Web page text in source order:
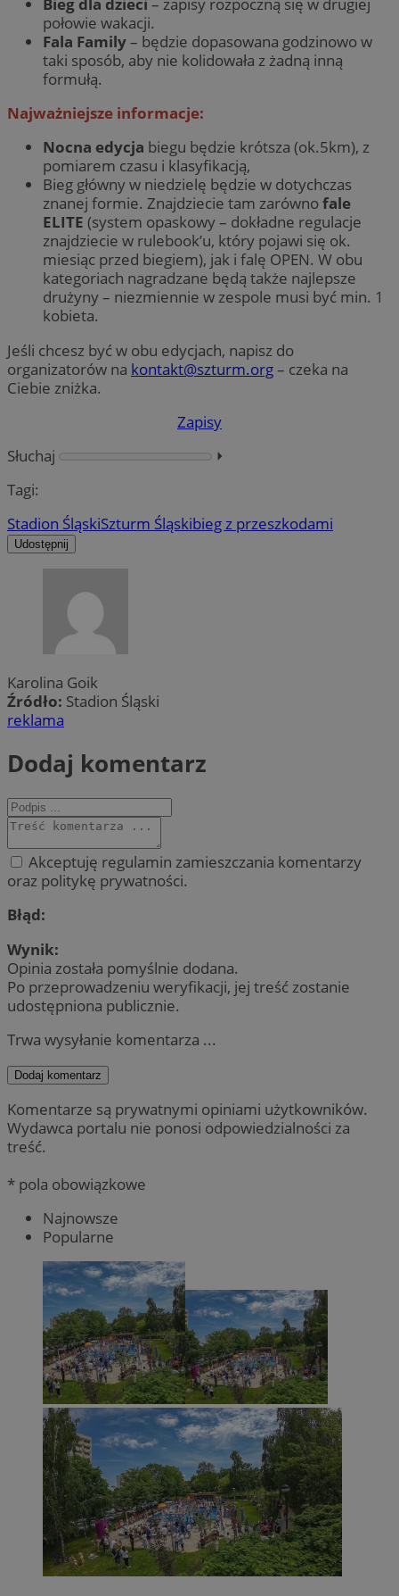
połowie wakacji.
Fala Family– będzie dopasowana godzinowo w
taki sposób, aby nie kolidowała z żadną inną
formułą.
Najważniejsze informacje:
Nocna edycja biegu będzie krótsza (ok.5km), z
pomiarem czasu i klasyfikacją,
Bieg główny w niedzielę będzie w dotychczas
znanej formie. Znajdziecie tam zarównofale
ELITE (system opaskowy – dokładne regulacje
znajdziecie w rulebook’u, który pojawi się ok.
miesiąc przed biegiem), jak i falę OPEN. W obu
kategoriach nagradzane będą także najlepsze
drużyny – niezmiennie w zespole musi być min. 1
kobieta.
Jeśli chcesz być w obu edycjach, napisz do
organizatorów na kontakt@szturm.org– czeka na
Ciebie zniżka.
Zapisy
Słuchaj
⏵︎
Tagi:
Stadion ŚląskiSzturm Śląskibieg z przeszkodami
Udostępnij
Karolina Goik
Źródło: Stadion Śląski
reklama
Dodaj komentarz
Akceptuję regulamin zamieszczania komentarzy
oraz politykę prywatności.
Błąd:
Wynik:
Opinia została pomyślnie dodana.
Po przeprowadzeniu weryfikacji, jej treść zostanie
udostępniona publicznie.
Trwa wysyłanie komentarza ...
Dodaj komentarz
Komentarze są prywatnymi opiniami użytkowników.
Wydawca portalu nie ponosi odpowiedzialności za
treść.
* pola obowiązkowe
Najnowsze
Popularne